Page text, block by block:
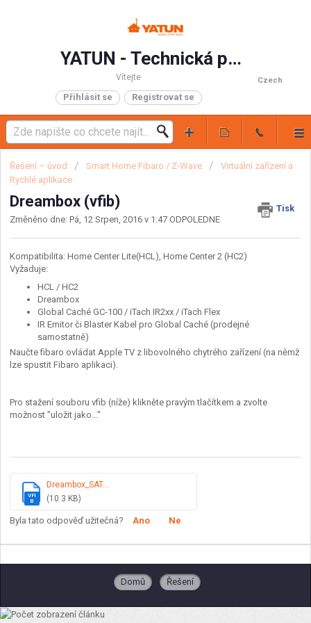
YATUN - Technická podpora
Czech
Vítejte
Přihlásit se Registrovat se
Řešení – úvod Smart Home Fibaro / Z-Wave
Virtuální zařízení a
Rychlé aplikace
Dreambox (vfib)
Tisk
Změněno dne: Pá, 12 Srpen, 2016 v 1:47 ODPOLEDNE
Kompatibilita: Home Center Lite(HCL), Home Center 2 (HC2)
Vyžaduje:
HCL / HC2
Dreambox
Global Caché GC-100 / iTach IR2xx / iTach Flex
IR Emitor či Blaster Kabel pro Global Caché (prodejné
samostatně)
Naučte fibaro ovládat Apple TV z libovolného chytrého zařízení (na němž
lze spustit Fibaro aplikaci).
Pro stažení souboru vfib (níže) klikněte pravým tlačítkem a zvolte
možnost "uložit jako..."
VFI
B
Dreambox_SAT...
(10.3 KB)
Byla tato odpověď užitečná? Ano Ne
Domů Řešení